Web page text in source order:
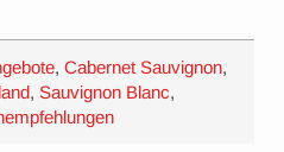
,Cabernet Sauvignon,
,Sauvignon Blanc,